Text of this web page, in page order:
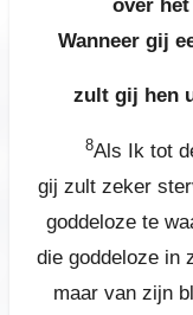
over
Wanneer gij
zult gij hen
8Als Ik tot
gij zult zeker
goddeloze te
die goddeloze in
maar van zijn